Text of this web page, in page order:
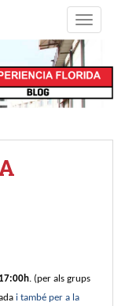
17:00h. (per als grups
i també per a la